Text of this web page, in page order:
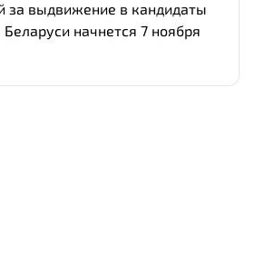
за выдвижение в кандидаты
начнется 7 ноября